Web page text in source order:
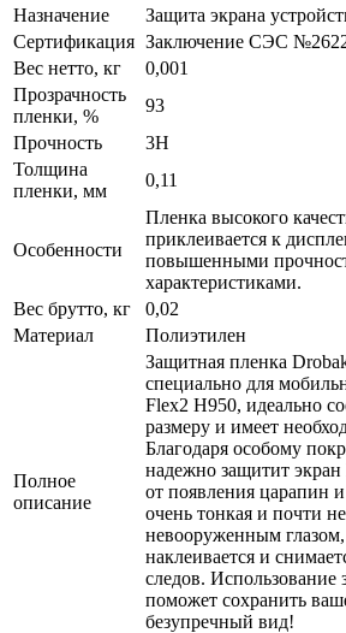
Назначение
Защита экрана
Сертификация Заключение СЭС
Вес нетто, кг
0,001
Прозрачность
пленки, %
93
Прочность
3H
Толщина
пленки, мм
0,11
Особенности
Пленка высокого
приклеивается к
повышенными
характеристиками.
Вес брутто, кг
0,02
Материал
Полиэтилен
Полное
описание
Защитная пленка
специально для
Flex2 H950, идеально
размеру и имеет
Благодаря особому
надежно защитит экран
от появления царапин
очень тонкая и почти
невооруженным глазом,
наклеивается и
следов.
поможет сохранить
безупречный вид!